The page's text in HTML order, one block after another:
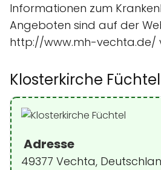
Informationen zum
Angeboten sind auf der
http://www.mh-vechta.de/
Klosterkirche Füchtel
Adresse
49377 Vechta,